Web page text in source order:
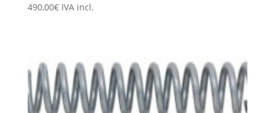
490,00€ IVA incl.